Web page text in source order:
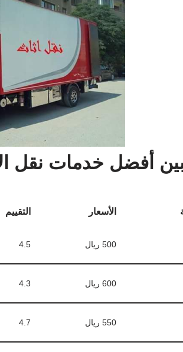
أفضل خدمات نقل
الأسعار التقييم
500 ريال 4.5
600 ريال 4.3
550 ريال 4.7